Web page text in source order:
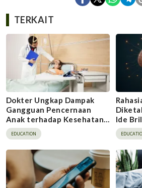
TERKAIT
Dokter Ungkap Dampak
Gangguan Pencernaan
Anak terhadap Kesehatan
Mental Orangtua
EDUCATION
Ide
Tepat